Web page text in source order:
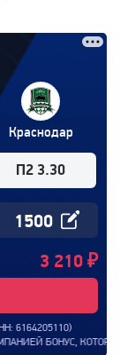
Краснодар
П2 3.30
3 210 ₽
6164205110)
КОТОРЫМ